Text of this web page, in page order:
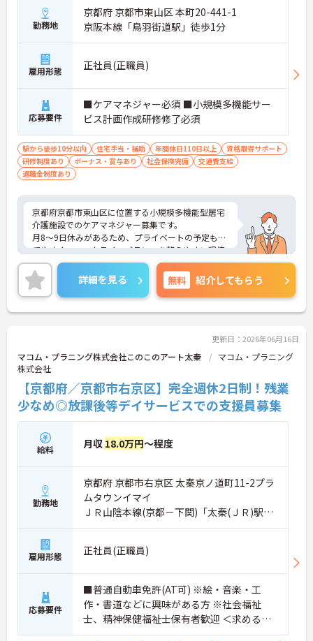
勤務地
京都府 京都市東山区 本町20-441-1
京阪本線「鳥羽街道駅」徒歩1分
雇用形態 正社員(正職員)
応募要件
■ケアマネジャー必須 ■小規模多機能サー
ビス計画作成研修修了必須
駅から徒歩10分以内 住宅手当・補助 年間休日110日以上
資格取得サポート
研修制度あり
ボーナス・賞与あり 社会保険完備
交通費支給
退職金制度あり
京都府京都市東山区に位置する小規模多機能型居宅
介護施設でのケアマネジャー募集です。
月8～9日休みがあるため、プライベートの予定も立
てやすく、ワークライフバランスを整えやすい環境
でお仕事できます！
住宅手当もあるため生活も安心！
ご興味のある方は面接のポイントをお伝えしますの
で、お気軽にお問い合わせください。
詳細を見る 無料 紹介してもらう
更新日：2026年06月16日
マコム・プラニング株式会社このこのアート太秦
マコム・プラニング
株式会社
【京都府／京都市右京区】完全週休2日制！残業
少なめ◎放課後等デイサービスでの支援員募集
給料 月収 18.0万円～程度
勤務地
京都府 京都市右京区 太秦京ノ道町11-2プラ
ムタウンイマイ
ＪＲ山陰本線(京都－下関)「太秦(ＪＲ)駅」
徒歩7分
雇用形態 正社員(正職員)
応募要件
■普通自動車免許(AT可) ※絵・音楽・工
作・書道などに興味がある方 ※社会福祉
士、精神保健福祉士保有者歓迎 ＜求める人
物像＞子どもの成長を喜べる方